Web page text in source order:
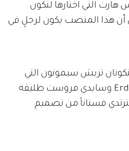
التي اختارها لتكون
أن هذا المنصب يكون لرجلٍ في
تريش سيمونون التي
سترتدي فستاناً من Erdem وسايدي فروست طليقة
فستاناً من تصميم